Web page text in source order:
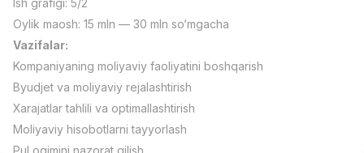
Kelishiladi
NAFF
Full time job
Ish joyidan
Sotuv bo'yicha agent
Kelishiladi
Ish grafigi: 5/2
Oylik maosh: 15 mln — 30 mln so‘mgacha
Vazifalar:
Kompaniyaning moliyaviy faoliyatini boshqarish
Byudjet va moliyaviy rejalashtirish
Xarajatlar tahlili va optimallashtirish
Moliyaviy hisobotlarni tayyorlash
Pul oqimini nazorat qilish
Vakansiyalar Sohalar